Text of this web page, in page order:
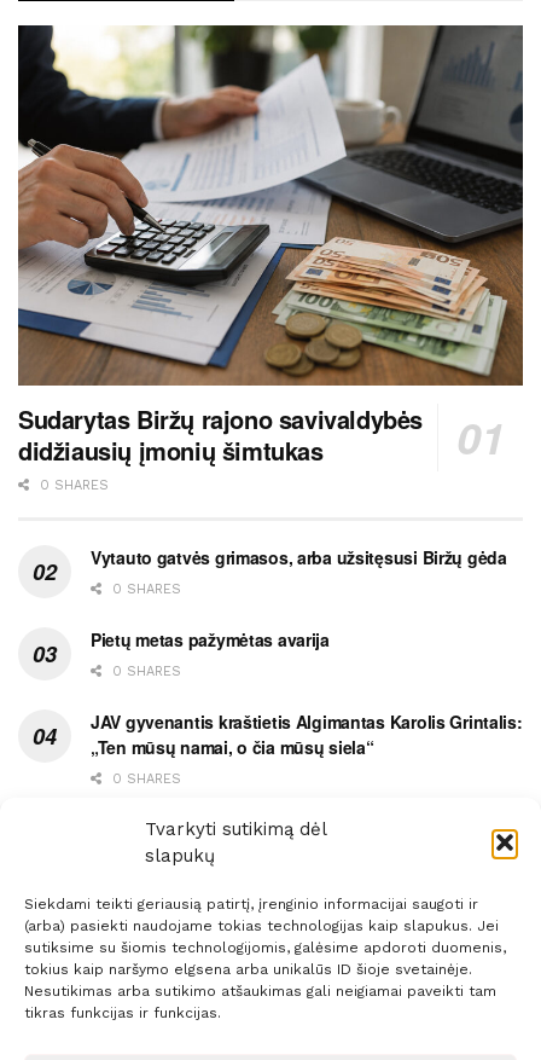
Tvarkyti sutikimą dėl
slapukų
Siekdami teikti geriausią patirtį, įrenginio informacijai saugoti ir
(arba) pasiekti naudojame tokias technologijas kaip slapukus. Jei
sutiksime su šiomis technologijomis, galėsime apdoroti duomenis,
tokius kaip naršymo elgsena arba unikalūs ID šioje svetainėje.
Nesutikimas arba sutikimo atšaukimas gali neigiamai paveikti tam
tikras funkcijas ir funkcijas.
Sudarytas Biržų rajono savivaldybės
didžiausių įmonių šimtukas
0 SHARES
Vytauto gatvės grimasos, arba užsitęsusi Biržų gėda
0 SHARES
Pietų metas pažymėtas avarija
0 SHARES
JAV gyvenantis kraštietis Algimantas Karolis Grintalis:
„Ten mūsų namai, o čia mūsų siela“
0 SHARES
Ypatingas dviejų medikių likimo ryšys
0 SHARES
Prenumerata Reklama